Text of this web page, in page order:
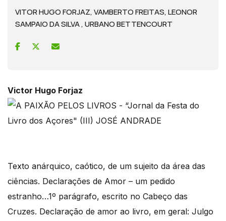
VITOR HUGO FORJAZ, VAMBERTO FREITAS, LEONOR
SAMPAIO DA SILVA , URBANO BETTENCOURT
Victor Hugo Forjaz
Texto anárquico, caótico, de um sujeito da área das
ciências. Declarações de Amor – um pedido
estranho…1º parágrafo, escrito no Cabeço das
Cruzes. Declaração de amor ao livro, em geral: Julgo